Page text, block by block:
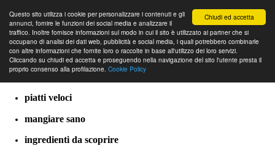
Chiudi ed accetta
Questo sito utilizza i cookie per personalizzare i contenuti e gli
annunci, fornire le funzioni dei social media e analizzare il
traffico. Inoltre fornisce informazioni sul modo in cui il sito è utilizzato ai partner che si
occupano di analisi dei dati web, pubblicità e social media, i quali potrebbero combinarle
con altre informazioni che fornite loro o raccolte in base all'utilizzo dei loro servizi.
Cliccando su chiudi ed accetta e proseguendo nella navigazione del sito l'utente presta il
proprio consenso alla profilazione. Cookie Policy
cucina dal mondo
ricette classiche
piatti veloci
mangiare sano
ingredienti da scoprire